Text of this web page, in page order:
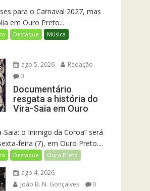
para o Carnaval 2027, mas
em Ouro Preto...
Destaque
Música
ago 5, 2026
Redação
0
Documentário
resgata a história do
Vira-Saia em Ouro
Saia: o Inimigo da Coroa” será
feira (7), em Ouro Preto....
Destaque Ouro Preto
ago 4, 2026
João B. N. Gonçalves
0